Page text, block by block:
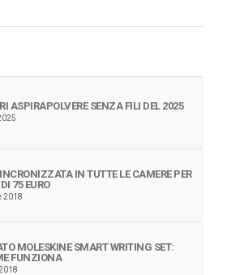
ASPIRAPOLVERE SENZA FILI DEL 2025
IN TUTTE LE CAMERE PER
75 EURO
2018
MOLESKINE SMART WRITING SET:
FUNZIONA